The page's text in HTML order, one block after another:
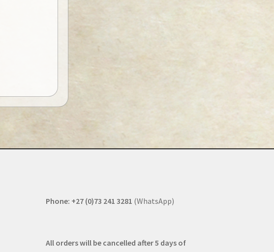
Phone: +27 (0)73 241 3281 (WhatsApp)
All orders will be cancelled after 5 days of